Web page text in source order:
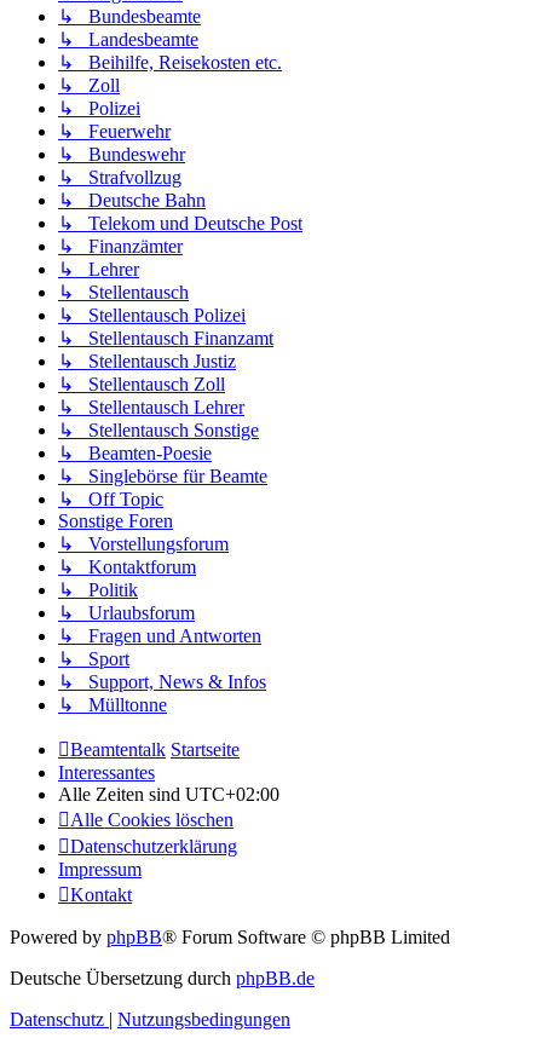
↳ Bundesbeamte
↳ Landesbeamte
↳ Beihilfe, Reisekosten etc.
↳ Zoll
↳ Polizei
↳ Feuerwehr
↳ Bundeswehr
↳ Strafvollzug
↳ Deutsche Bahn
↳ Telekom und Deutsche Post
↳ Finanzämter
↳ Lehrer
↳ Stellentausch
↳ Stellentausch Polizei
↳ Stellentausch Finanzamt
↳ Stellentausch Justiz
↳ Stellentausch Zoll
↳ Stellentausch Lehrer
↳ Stellentausch Sonstige
↳ Beamten-Poesie
↳ Singlebörse für Beamte
↳ Off Topic
Sonstige Foren
↳ Vorstellungsforum
↳ Kontaktforum
↳ Politik
↳ Urlaubsforum
↳ Fragen und Antworten
↳ Sport
↳ Support, News & Infos
↳ Mülltonne
Beamtentalk Startseite
Interessantes
Alle Zeiten sind UTC+02:00
Alle Cookies löschen
Datenschutzerklärung
Impressum
Kontakt
Powered by phpBB® Forum Software © phpBB Limited
Deutsche Übersetzung durch phpBB.de
Datenschutz | Nutzungsbedingungen